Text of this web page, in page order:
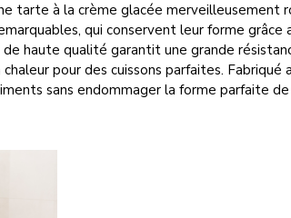
tarte à la crème glacée merveilleusement
qui conservent leur forme grâce
haute qualité garantit une grande
pour des cuissons parfaites.
sans endommager la forme parfaite